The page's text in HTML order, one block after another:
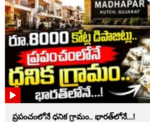
ప్రపంచంలోనే ధనిక గ్రామం.. భారత్‌లోనే...!